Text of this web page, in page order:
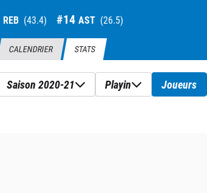
REB (43.4) #14 AST (26.5)
CALENDRIER STATS
Saison 2020-21 Playin Joueurs